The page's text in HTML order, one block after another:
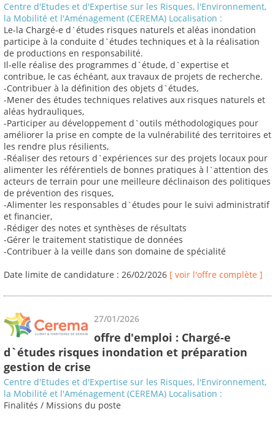
Centre d'Etudes et d'Expertise sur les Risques, l'Environnement,
la Mobilité et l'Aménagement (CEREMA) Localisation :
Le-la Chargé-e d`études risques naturels et aléas inondation
participe à la conduite d`études techniques et à la réalisation
de productions en responsabilité.
Il-elle réalise des programmes d`étude, d`expertise et
contribue, le cas échéant, aux travaux de projets de recherche.
-Contribuer à la définition des objets d`études,
-Mener des études techniques relatives aux risques naturels et
aléas hydrauliques,
-Participer au développement d`outils méthodologiques pour
améliorer la prise en compte de la vulnérabilité des territoires et
les rendre plus résilients,
-Réaliser des retours d`expériences sur des projets locaux pour
alimenter les référentiels de bonnes pratiques à l`attention des
acteurs de terrain pour une meilleure déclinaison des politiques
de prévention des risques,
-Alimenter les responsables d`études pour le suivi administratif
et financier,
-Rédiger des notes et synthèses de résultats
-Gérer le traitement statistique de données
-Contribuer à la veille dans son domaine de spécialité
Date limite de candidature : 26/02/2026 [ voir l'offre complète ]
27/01/2026
offre d'emploi : Chargé-e
d`études risques inondation et préparation
gestion de crise
Centre d'Etudes et d'Expertise sur les Risques, l'Environnement,
la Mobilité et l'Aménagement (CEREMA) Localisation :
Finalités / Missions du poste